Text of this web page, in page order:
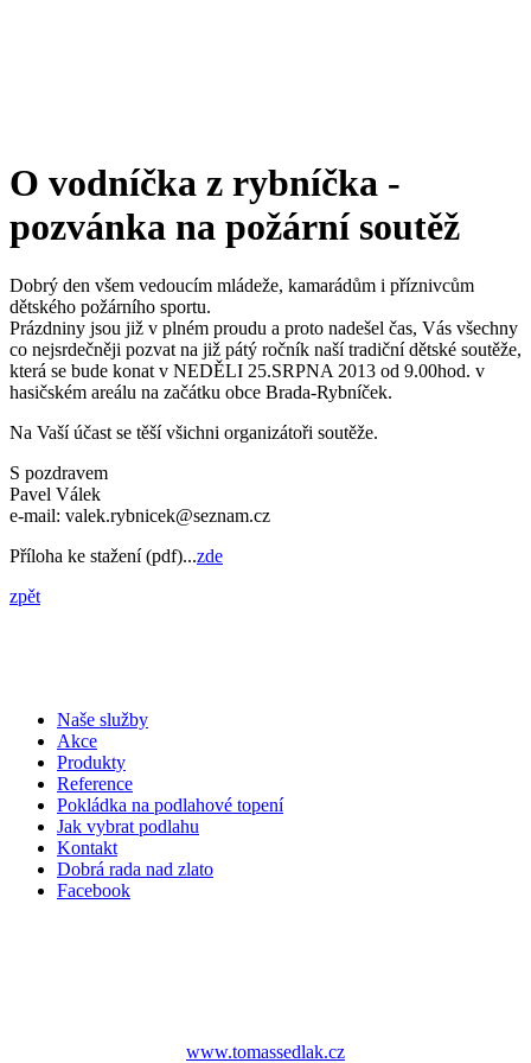
O vodníčka z rybníčka -
pozvánka na požární soutěž
Dobrý den všem vedoucím mládeže, kamarádům i příznivcům
dětského požárního sportu.
Prázdniny jsou již v plném proudu a proto nadešel čas, Vás všechny
co nejsrdečněji pozvat na již pátý ročník naší tradiční dětské soutěže,
která se bude konat v NEDĚLI 25.SRPNA 2013 od 9.00hod. v
hasičském areálu na začátku obce Brada-Rybníček.
Na Vaší účast se těší všichni organizátoři soutěže.
S pozdravem
Pavel Válek
e-mail: valek.rybnicek@seznam.cz
Příloha ke stažení (pdf)...zde
zpět
Naše služby
Akce
Produkty
Reference
Pokládka na podlahové topení
Jak vybrat podlahu
Kontakt
Dobrá rada nad zlato
Facebook
www.tomassedlak.cz